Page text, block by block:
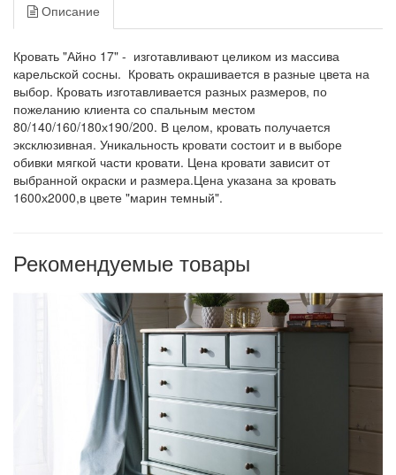
Описание
Кровать "Айно 17" - изготавливают целиком из массива
карельской сосны. Кровать окрашивается в разные цвета на
выбор. Кровать изготавливается разных размеров, по
пожеланию клиента со спальным местом
80/140/160/180х190/200. В целом, кровать получается
эксклюзивная. Уникальность кровати состоит и в выборе
обивки мягкой части кровати. Цена кровати зависит от
выбранной окраски и размера.Цена указана за кровать
1600х2000,в цвете "марин темный".
Рекомендуемые товары